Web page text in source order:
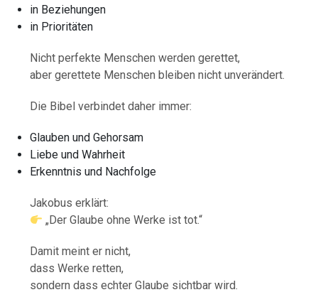
in Beziehungen
in Prioritäten
Nicht perfekte Menschen werden gerettet,
aber gerettete Menschen bleiben nicht unverändert.
Die Bibel verbindet daher immer:
Glauben und Gehorsam
Liebe und Wahrheit
Erkenntnis und Nachfolge
Jakobus erklärt:
„Der Glaube ohne Werke ist tot.“
Damit meint er nicht,
dass Werke retten,
sondern dass echter Glaube sichtbar wird.